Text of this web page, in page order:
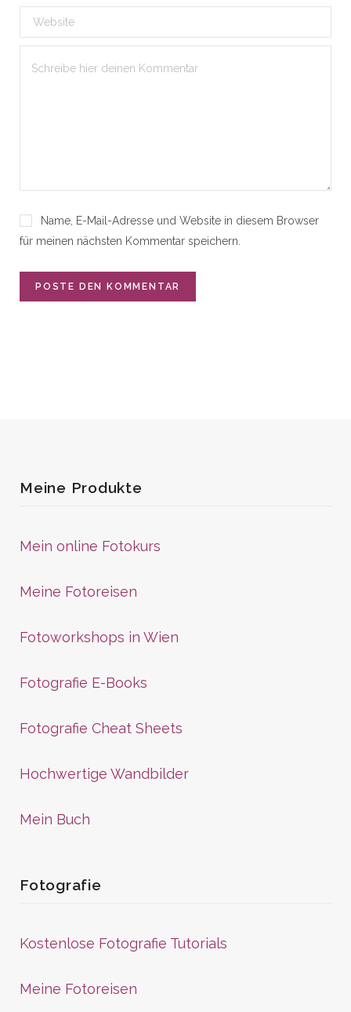
Name, E-Mail-Adresse und Website in diesem Browser
für meinen nächsten Kommentar speichern.
Meine Produkte
Mein online Fotokurs
Meine Fotoreisen
Fotoworkshops in Wien
Fotografie E-Books
Fotografie Cheat Sheets
Hochwertige Wandbilder
Mein Buch
Fotografie
Kostenlose Fotografie Tutorials
Meine Fotoreisen